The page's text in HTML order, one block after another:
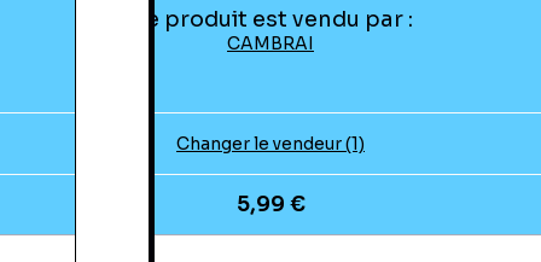
Ce produit est vendu par :
CAMBRAI
Changer le vendeur (1)
5,99 €